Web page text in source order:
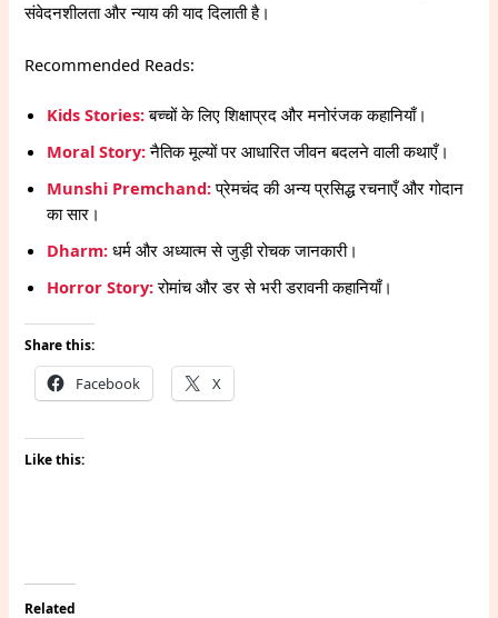
संवेदनशीलता और न्याय की याद दिलाती है।
Recommended Reads:
Kids Stories:बच्चों के लिए शिक्षाप्रद और मनोरंजक कहानियाँ।
Moral Story:नैतिक मूल्यों पर आधारित जीवन बदलने वाली कथाएँ।
Munshi Premchand:प्रेमचंद की अन्य प्रसिद्ध रचनाएँ और गोदान
का सार।
Dharm: धर्म और अध्यात्म से जुड़ी रोचक जानकारी।
Horror Story:रोमांच और डर से भरी डरावनी कहानियाँ।
Share this:
Facebook X
Like this:
Related